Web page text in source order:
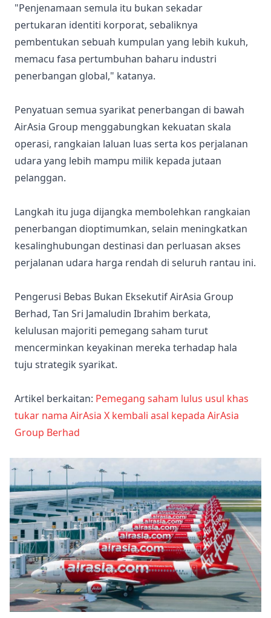
"Penjenamaan semula itu bukan sekadar
pertukaran identiti korporat, sebaliknya
pembentukan sebuah kumpulan yang lebih kukuh,
memacu fasa pertumbuhan baharu industri
penerbangan global," katanya.
Penyatuan semua syarikat penerbangan di bawah
AirAsia Group menggabungkan kekuatan skala
operasi, rangkaian laluan luas serta kos perjalanan
udara yang lebih mampu milik kepada jutaan
pelanggan.
Langkah itu juga dijangka membolehkan rangkaian
penerbangan dioptimumkan, selain meningkatkan
kesalinghubungan destinasi dan perluasan akses
perjalanan udara harga rendah di seluruh rantau ini.
Pengerusi Bebas Bukan Eksekutif AirAsia Group
Berhad, Tan Sri Jamaludin Ibrahim berkata,
kelulusan majoriti pemegang saham turut
mencerminkan keyakinan mereka terhadap hala
tuju strategik syarikat.
Artikel berkaitan: Pemegang saham lulus usul khas
tukar nama AirAsia X kembali asal kepada AirAsia
Group Berhad